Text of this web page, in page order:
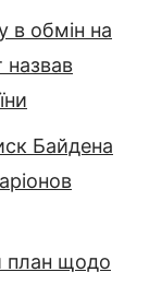
в обмін на
назвав
Байдена
план щодо